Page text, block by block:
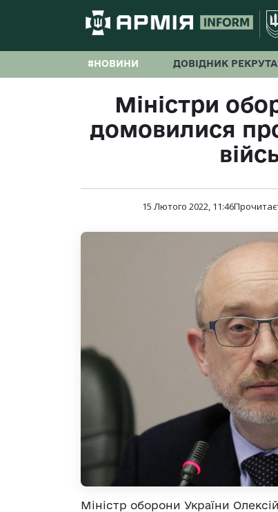
#НОВИНИ ДОВІДНИК РЕКРУТА
Міністри
домовилися
15 Лютого 2022, 11:46
Міністр оборони України